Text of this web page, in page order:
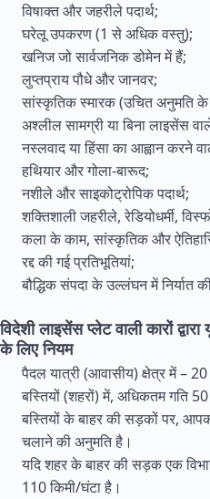
विषाक्त और जहरीले पदार्थ;
घरेलू उपकरण (1 से अधिक वस्तु);
खनिज जो सार्वजनिक डोमेन में हैं;
लुप्तप्राय पौधे और जानवर;
सांस्कृतिक स्मारक (उचित अनुमति के
अश्लील सामग्री या बिना लाइसेंस
नस्लवाद या हिंसा का आह्वान करने
हथियार और गोला-बारूद;
नशीले और साइकोट्रोपिक पदार्थ;
शक्तिशाली जहरीले, रेडियोधर्मी,
कला के काम, सांस्कृतिक और
रद्द की गई प्रतिभूतियां;
बौद्धिक संपदा के उल्लंघन में निर्यात
विदेशी लाइसेंस प्लेट वाली कारों
के लिए नियम
पैदल यात्री (आवासीय) क्षेत्र में – 20
बस्तियों (शहरों) में, अधिकतम गति
बस्तियों के बाहर की सड़कों पर,
चलाने की अनुमति है।
यदि शहर के बाहर की सड़क एक
110 किमी/घंटा है।